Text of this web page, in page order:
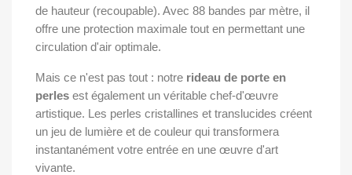
de hauteur (recoupable). Avec 88 bandes par mètre, il
offre une protection maximale tout en permettant une
circulation d'air optimale.
Mais ce n'est pas tout : notre rideau de porte en
perles est également un véritable chef-d'œuvre
artistique. Les perles cristallines et translucides créent
un jeu de lumière et de couleur qui transformera
instantanément votre entrée en une œuvre d'art
vivante.